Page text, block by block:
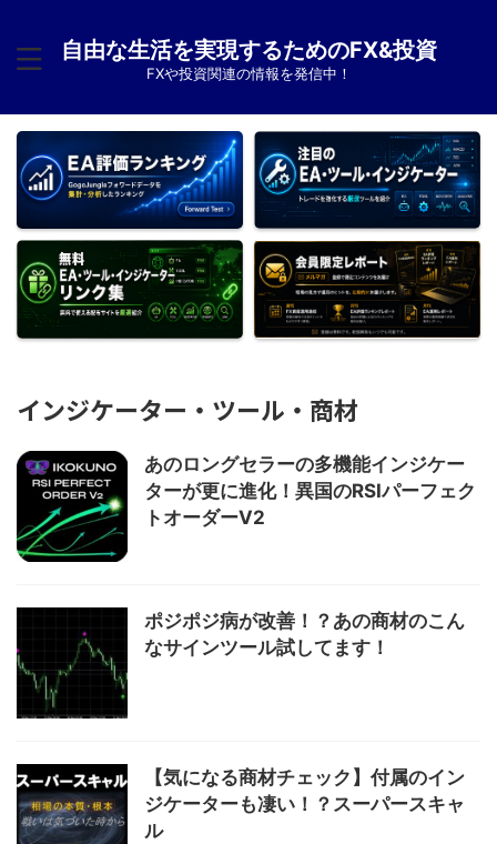
自由な生活を実現するためのFX&投資
FXや投資関連の情報を発信中！
インジケーター・ツール・商材
あのロングセラーの多機能インジケー
ターが更に進化！異国のRSIパーフェク
トオーダーV2
ポジポジ病が改善！？あの商材のこん
なサインツール試してます！
【気になる商材チェック】付属のイン
ジケーターも凄い！？スーパースキャ
ル